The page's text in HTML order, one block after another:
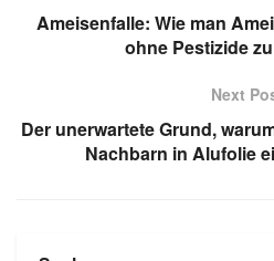
Ameisenfalle: Wie man
ohne Pestizide
Next
Der unerwartete Grund,
Nachbarn in Alufolie